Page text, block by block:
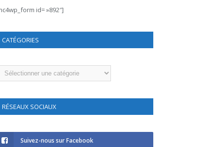
id= »892″]
CATÉGORIES
RÉSEAUX SOCIAUX
Suivez-nous sur Facebook